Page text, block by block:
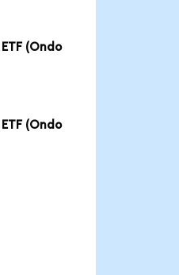
(Ondo
(Ondo